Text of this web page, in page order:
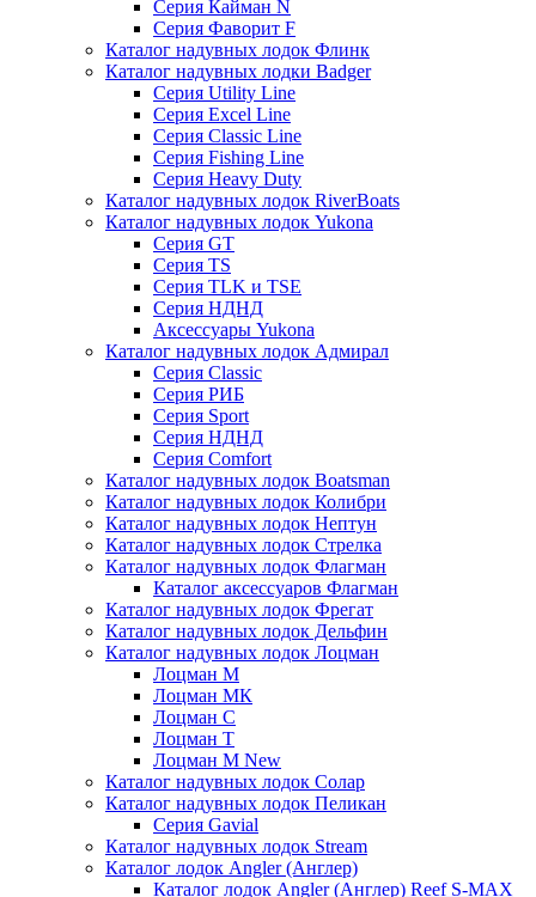
Серия Кайман N
Серия Фаворит F
Каталог надувных лодок Флинк
Каталог надувных лодки Badger
Серия Utility Line
Серия Excel Line
Серия Classic Line
Серия Fishing Line
Серия Heavy Duty
Каталог надувных лодок RiverBoats
Каталог надувных лодок Yukona
Серия GT
Серия TS
Серия TLK и TSE
Серия НДНД
Аксессуары Yukona
Каталог надувных лодок Адмирал
Серия Classic
Серия РИБ
Серия Sport
Серия НДНД
Серия Comfort
Каталог надувных лодок Boatsman
Каталог надувных лодок Колибри
Каталог надувных лодок Нептун
Каталог надувных лодок Стрелка
Каталог надувных лодок Флагман
Каталог аксессуаров Флагман
Каталог надувных лодок Фрегат
Каталог надувных лодок Дельфин
Каталог надувных лодок Лоцман
Лоцман М
Лоцман МК
Лоцман С
Лоцман Т
Лоцман М New
Каталог надувных лодок Солар
Каталог надувных лодок Пеликан
Серия Gavial
Каталог надувных лодок Stream
Каталог лодок Angler (Англер)
Каталог лодок Angler (Англер) Reef S-MAX